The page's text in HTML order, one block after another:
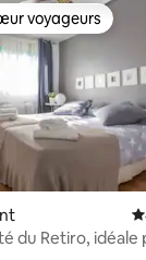
de 184
voyageurs
voyageurs
du Retiro, idéale